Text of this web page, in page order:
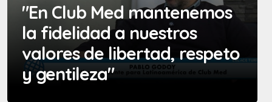
"En Club Med mantenemos
la fidelidad a nuestros
valores de libertad, respeto
y gentileza"